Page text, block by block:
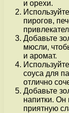
и орехи.
пирогов,
Добавьте
мюсли,
и аромат.
соуса для
отлично
Добавьте
напитки.
приятную